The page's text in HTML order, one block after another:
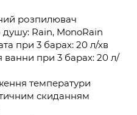
розпилювач
Rain, MonoRain
при 3 барах: 20 л/хв
ванни при 3 барах: 20 л/
температури
скиданням